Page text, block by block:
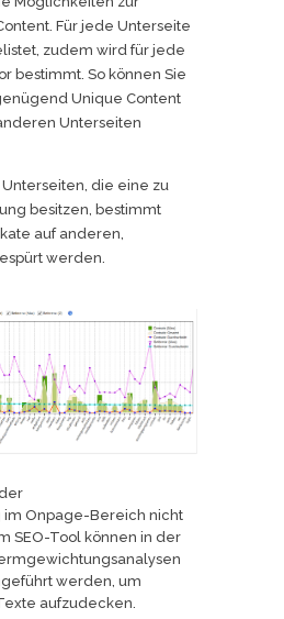
Für jede Unterseite
zudem wird für jede
bestimmt. So können Sie
Unique Content
Unterseiten
die eine zu
besitzen, bestimmt
auf anderen,
werden.
Onpage-Bereich nicht
SEO-Tool können in der
werden, um
aufzudecken.